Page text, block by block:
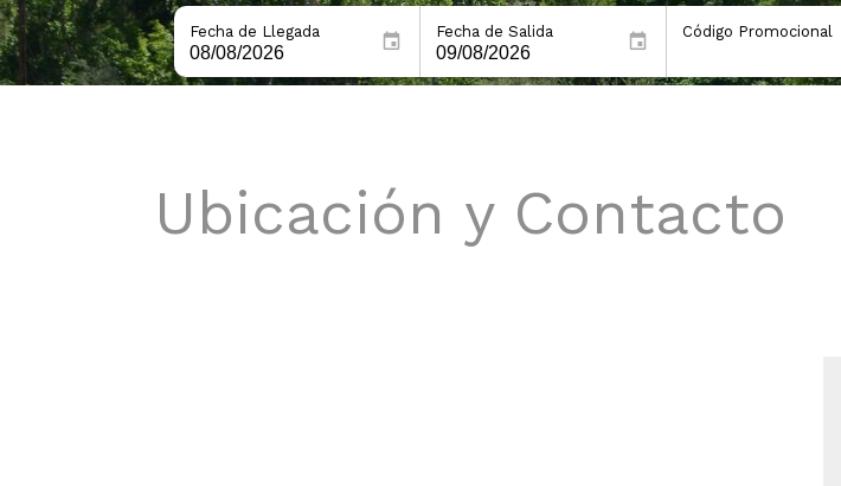
Fecha de Llegada Fecha de Salida Código Promocional
Ubicación y Contacto